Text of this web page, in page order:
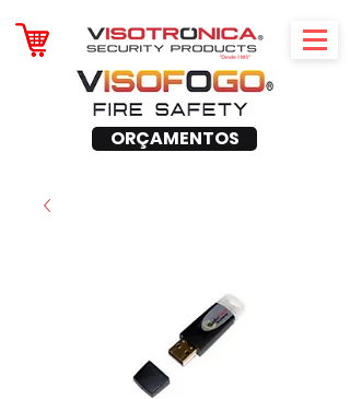
ORÇAMENTOS